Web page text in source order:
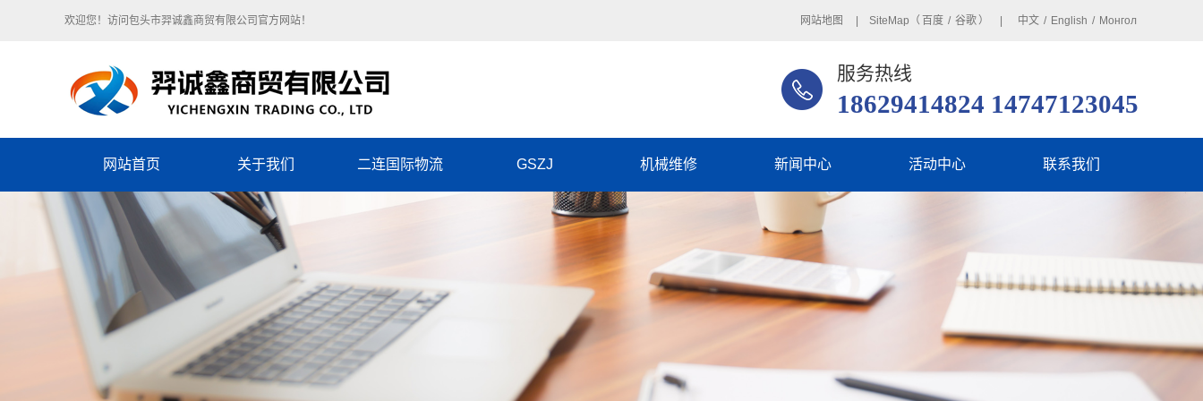
欢迎您！访问包头市羿诚鑫商贸有限公司官方网站！ 网站地图 | SiteMap（ 百度 / 谷歌 ） | 中文 / English / Монгол
服务热线
18629414824 14747123045
网站首页 关于我们
单位简介
企业文化
荣誉资质
二连国际物流 GSZJ 机械维修 新闻中心
企业动态
行业动态
活动中心 联系我们